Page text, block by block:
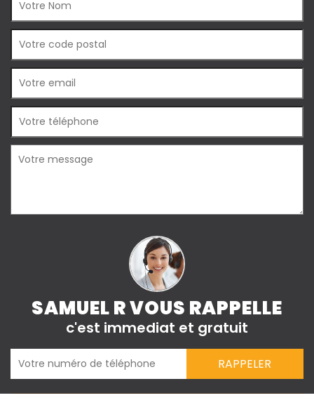
SAMUEL R VOUS RAPPELLE
c'est immediat et gratuit